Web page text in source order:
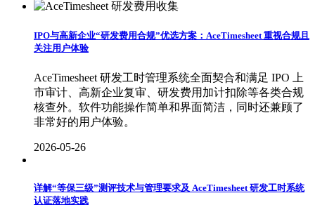
IPO与高新企业“研发费用合规”优选方案：AceTimesheet 重视合规且
关注用户体验
AceTimesheet 研发工时管理系统全面契合和满足 IPO 上
市审计、高新企业复审、研发费用加计扣除等各类合规
核查外。软件功能操作简单和界面简洁，同时还兼顾了
非常好的用户体验。
2026-05-26
详解“等保三级”测评技术与管理要求及 AceTimesheet 研发工时系统
认证落地实践